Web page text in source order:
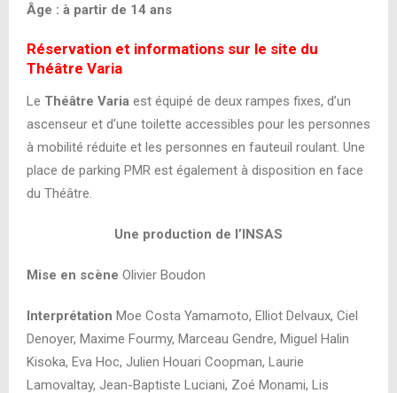
Âge : à partir de 14 ans
Réservation et informations sur le site du
Théâtre Varia
Le Théâtre Varia est équipé de deux rampes fixes, d’un
ascenseur et d’une toilette accessibles pour les personnes
à mobilité réduite et les personnes en fauteuil roulant. Une
place de parking PMR est également à disposition en face
du Théâtre.
Une production de l’INSAS
Mise en scène Olivier Boudon
Interprétation Moe Costa Yamamoto, Elliot Delvaux, Ciel
Denoyer, Maxime Fourmy, Marceau Gendre, Miguel Halin
Kisoka, Eva Hoc, Julien Houari Coopman, Laurie
Lamovaltay, Jean-Baptiste Luciani, Zoé Monami, Lis